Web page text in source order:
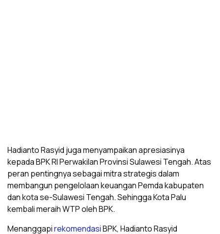
Hadianto Rasyid juga menyampaikan apresiasinya
kepada BPK RI Perwakilan Provinsi Sulawesi Tengah. Atas
peran pentingnya sebagai mitra strategis dalam
membangun pengelolaan keuangan Pemda kabupaten
dan kota se-Sulawesi Tengah. Sehingga Kota Palu
kembali meraih WTP oleh BPK.
MenanggapirekomendasiBPK, Hadianto Rasyid